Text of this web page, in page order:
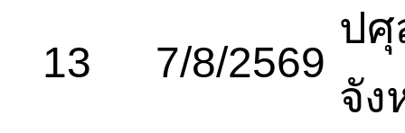
13 7/8/2569
ปศุ
จัง